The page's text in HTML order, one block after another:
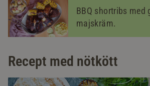
BBQ shortribs med
majskräm.
Recept med nötkött